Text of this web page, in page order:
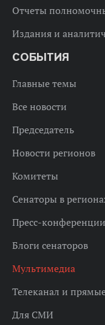
Отчеты
Издания и
СОБЫТИЯ
Главные темы
Все новости
Председатель
Новости регионов
Комитеты
Сенаторы в
Пресс-конференции
Блоги сенаторов
Мультимедиа
Телеканал и
Для СМИ